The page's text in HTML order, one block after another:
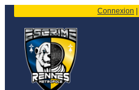
Connexion